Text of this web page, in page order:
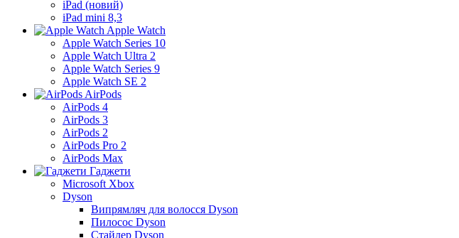
iPad (новий)
iPad mini 8,3
Apple Watch
Apple Watch Series 10
Apple Watch Ultra 2
Apple Watch Series 9
Apple Watch SE 2
AirPods
AirPods 4
AirPods 3
AirPods 2
AirPods Pro 2
AirPods Max
Гаджети
Microsoft Xbox
Dyson
Випрямляч для волосся Dyson
Пилосос Dyson
Стайлер Dyson